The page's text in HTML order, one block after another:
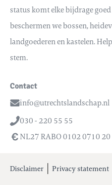
status komt elke bijdrage
beschermen we bossen,
landgoederen en kastelen.
stem.
Contact
Email
info@utrechtslandschap.nl
Telefoon
030 - 220 55 55
NL27 RABO 0102 0710 20
Disclaimer Privacy statement